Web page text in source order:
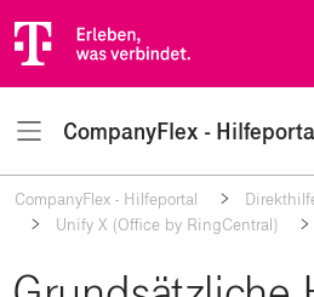
CompanyFlex -
Navigation
CompanyFlex - Hilfeportal
Unify X (Office by RingCentral)